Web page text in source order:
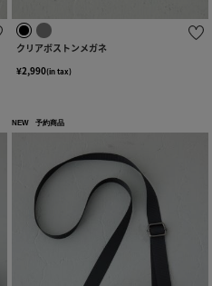
クリアボストンメガネ
¥2,990(in tax)
NEW 予約商品